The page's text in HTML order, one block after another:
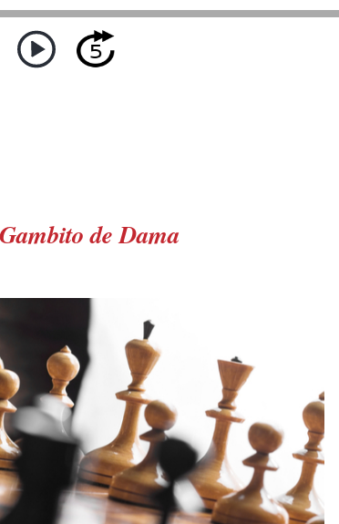
Gambito de Dama